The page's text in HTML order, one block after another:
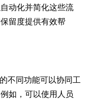
动化并简化这些流
留度提供有效帮
不同功能可以协同工
如，可以使用人员